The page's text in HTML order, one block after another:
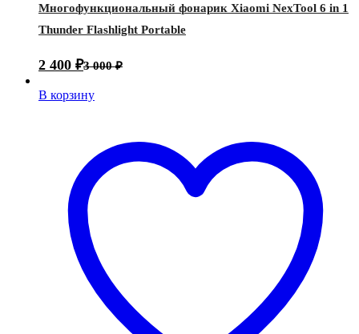
Многофункциональный фонарик Xiaomi NexTool 6 in 1
Thunder Flashlight Portable
2 400 ₽3 000₽
В корзину